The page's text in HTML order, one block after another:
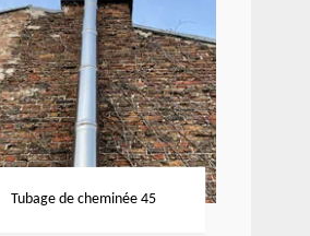
Tubage de cheminée 45